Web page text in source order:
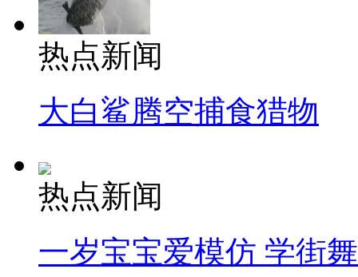
热点新闻
大白鲨腾空捕食猎物
热点新闻
一岁宝宝爱模仿 学街